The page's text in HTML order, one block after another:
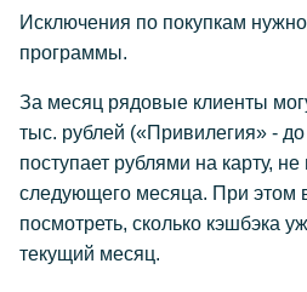
Исключения по покупкам
программы.
За месяц рядовые клиенты
тыс. рублей («Привилегия» -
поступает рублями на карту,
следующего месяца. При
посмотреть, сколько кэшбэка
текущий месяц.